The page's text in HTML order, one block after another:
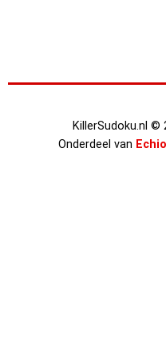
KillerSudoku.nl ©
Onderdeel van